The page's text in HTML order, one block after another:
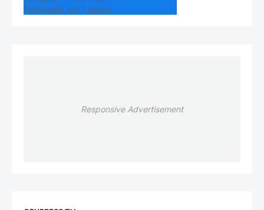
Πρόγνωση για 7 μέρες
Responsive Advertisement